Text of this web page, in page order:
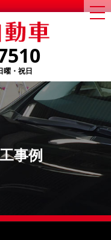
曜・祝日
事例